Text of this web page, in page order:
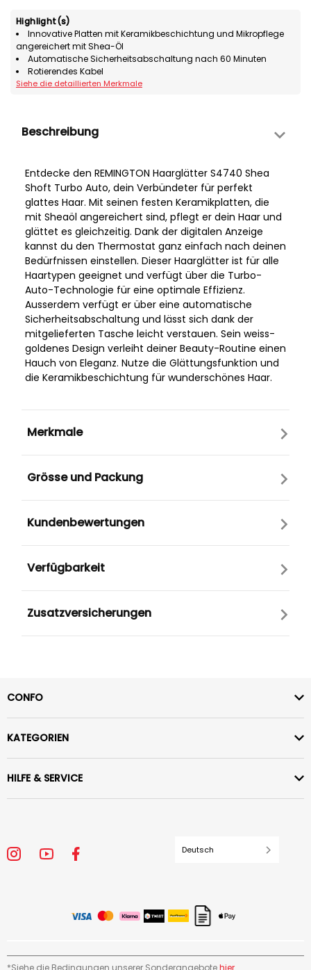
Highlight(s)
Innovative Platten mit Keramikbeschichtung und Mikropflege
angereichert mit Shea-Öl
Automatische Sicherheitsabschaltung nach 60 Minuten
Rotierendes Kabel
Siehe die detaillierten Merkmale
Beschreibung
Entdecke den REMINGTON Haarglätter S4740 Shea
Shoft Turbo Auto, dein Verbündeter für perfekt
glattes Haar. Mit seinen festen Keramikplatten, die
mit Sheaöl angereichert sind, pflegt er dein Haar und
glättet es gleichzeitig. Dank der digitalen Anzeige
kannst du den Thermostat ganz einfach nach deinen
Bedürfnissen einstellen. Dieser Haarglätter ist für alle
Haartypen geeignet und verfügt über die Turbo-
Auto-Technologie für eine optimale Effizienz.
Ausserdem verfügt er über eine automatische
Sicherheitsabschaltung und lässt sich dank der
mitgelieferten Tasche leicht verstauen. Sein weiss-
goldenes Design verleiht deiner Beauty-Routine einen
Hauch von Eleganz. Nutze die Glättungsfunktion und
die Keramikbeschichtung für wunderschönes Haar.
Merkmale
Grösse und Packung
Kundenbewertungen
Verfügbarkeit
Zusatzversicherungen
CONFO
KATEGORIEN
HILFE & SERVICE
Deutsch